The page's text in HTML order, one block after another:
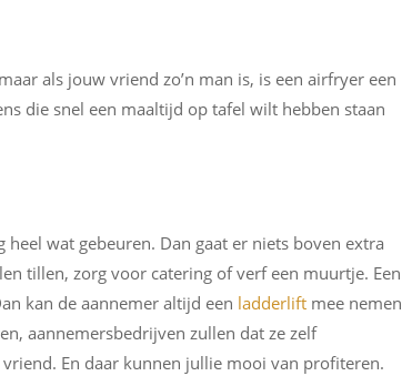
als jouw vriend zo’n man is, is een airfryer een
die snel een maaltijd op tafel wilt hebben staan
wat gebeuren. Dan gaat er niets boven extra
tillen, zorg voor catering of verf een muurtje. Een
kan de aannemer altijd een ladderlift mee nemen
aannemersbedrijven zullen dat ze zelf
En daar kunnen jullie mooi van profiteren.